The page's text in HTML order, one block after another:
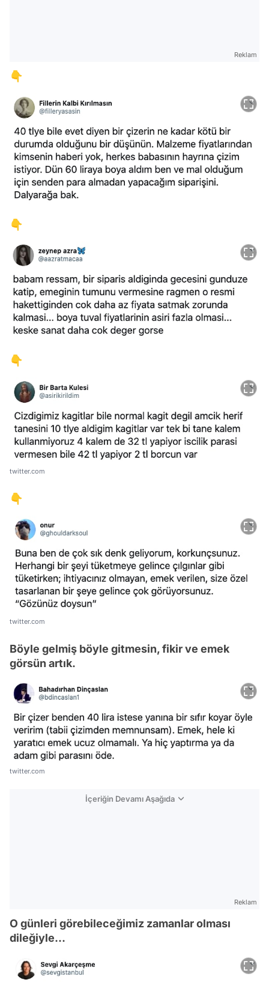
Reklam
👇
👇
👇
twitter.com
👇
twitter.com
Böyle gelmiş böyle gitmesin, fikir ve emek
görsün artık.
twitter.com
İçeriğin Devamı Aşağıda
Reklam
O günleri görebileceğimiz zamanlar olması
dileğiyle...